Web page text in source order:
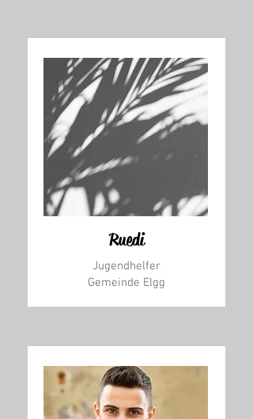
Ruedi
Jugendhelfer
Gemeinde Elgg